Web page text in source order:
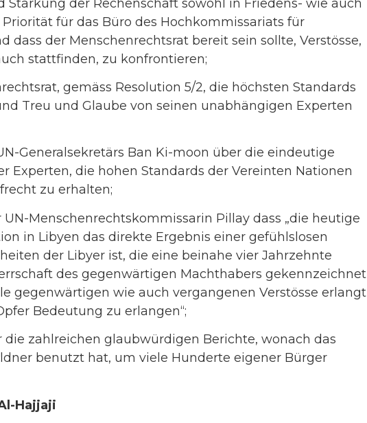
der Rechenschaft sowohl in Friedens- wie auch
für das Büro des Hochkommissariats für
dass der Menschenrechtsrat bereit sein sollte, Verstösse,
stattfinden, zu konfrontieren;
gemäss Resolution 5/2, die höchsten Standards
Treu und Glaube von seinen unabhängigen Experten
Generalsekretärs Ban Ki-moon über die eindeutige
Experten, die hohen Standards der Vereinten Nationen
zu erhalten;
Menschenrechtskommissarin Pillay dass „die heutige
in Libyen das direkte Ergebnis einer gefühlslosen
der Libyer ist, die eine beinahe vier Jahrzehnte
des gegenwärtigen Machthabers gekennzeichnet
gegenwärtigen wie auch vergangenen Verstösse erlangt
Bedeutung zu erlangen“;
die zahlreichen glaubwürdigen Berichte, wonach das
benutzt hat, um viele Hunderte eigener Bürger
Hajjaji